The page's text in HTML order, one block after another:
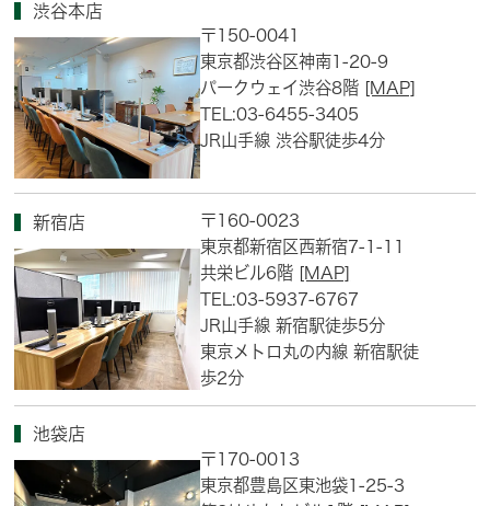
渋谷本店
〒150-0041
東京都渋谷区神南1-20-9
パークウェイ渋谷8階 [MAP]
TEL:03-6455-3405
JR山手線 渋谷駅徒歩4分
新宿店
〒160-0023
東京都新宿区西新宿7-1-11
共栄ビル6階 [MAP]
TEL:03-5937-6767
JR山手線 新宿駅徒歩5分
東京メトロ丸の内線 新宿駅徒
歩2分
池袋店
〒170-0013
東京都豊島区東池袋1-25-3